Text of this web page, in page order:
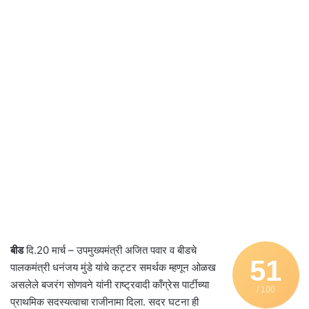
51
/ 100
बीडदि.20 मार्च – उपमुख्यमंत्री अजित पवार व बीडचे
पालकमंत्री धनंजय मुंडे यांचे कट्टर समर्थक म्हणून ओळख
असलेले बजरंग सोणवने यांनी राष्ट्रवादी काँग्रेस पार्टीच्या
प्राथमिक सदस्यत्वाचा राजीनामा दिला. सदर घटना ही